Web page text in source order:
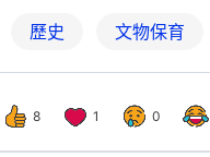
歷史 文物保育
8 1 0